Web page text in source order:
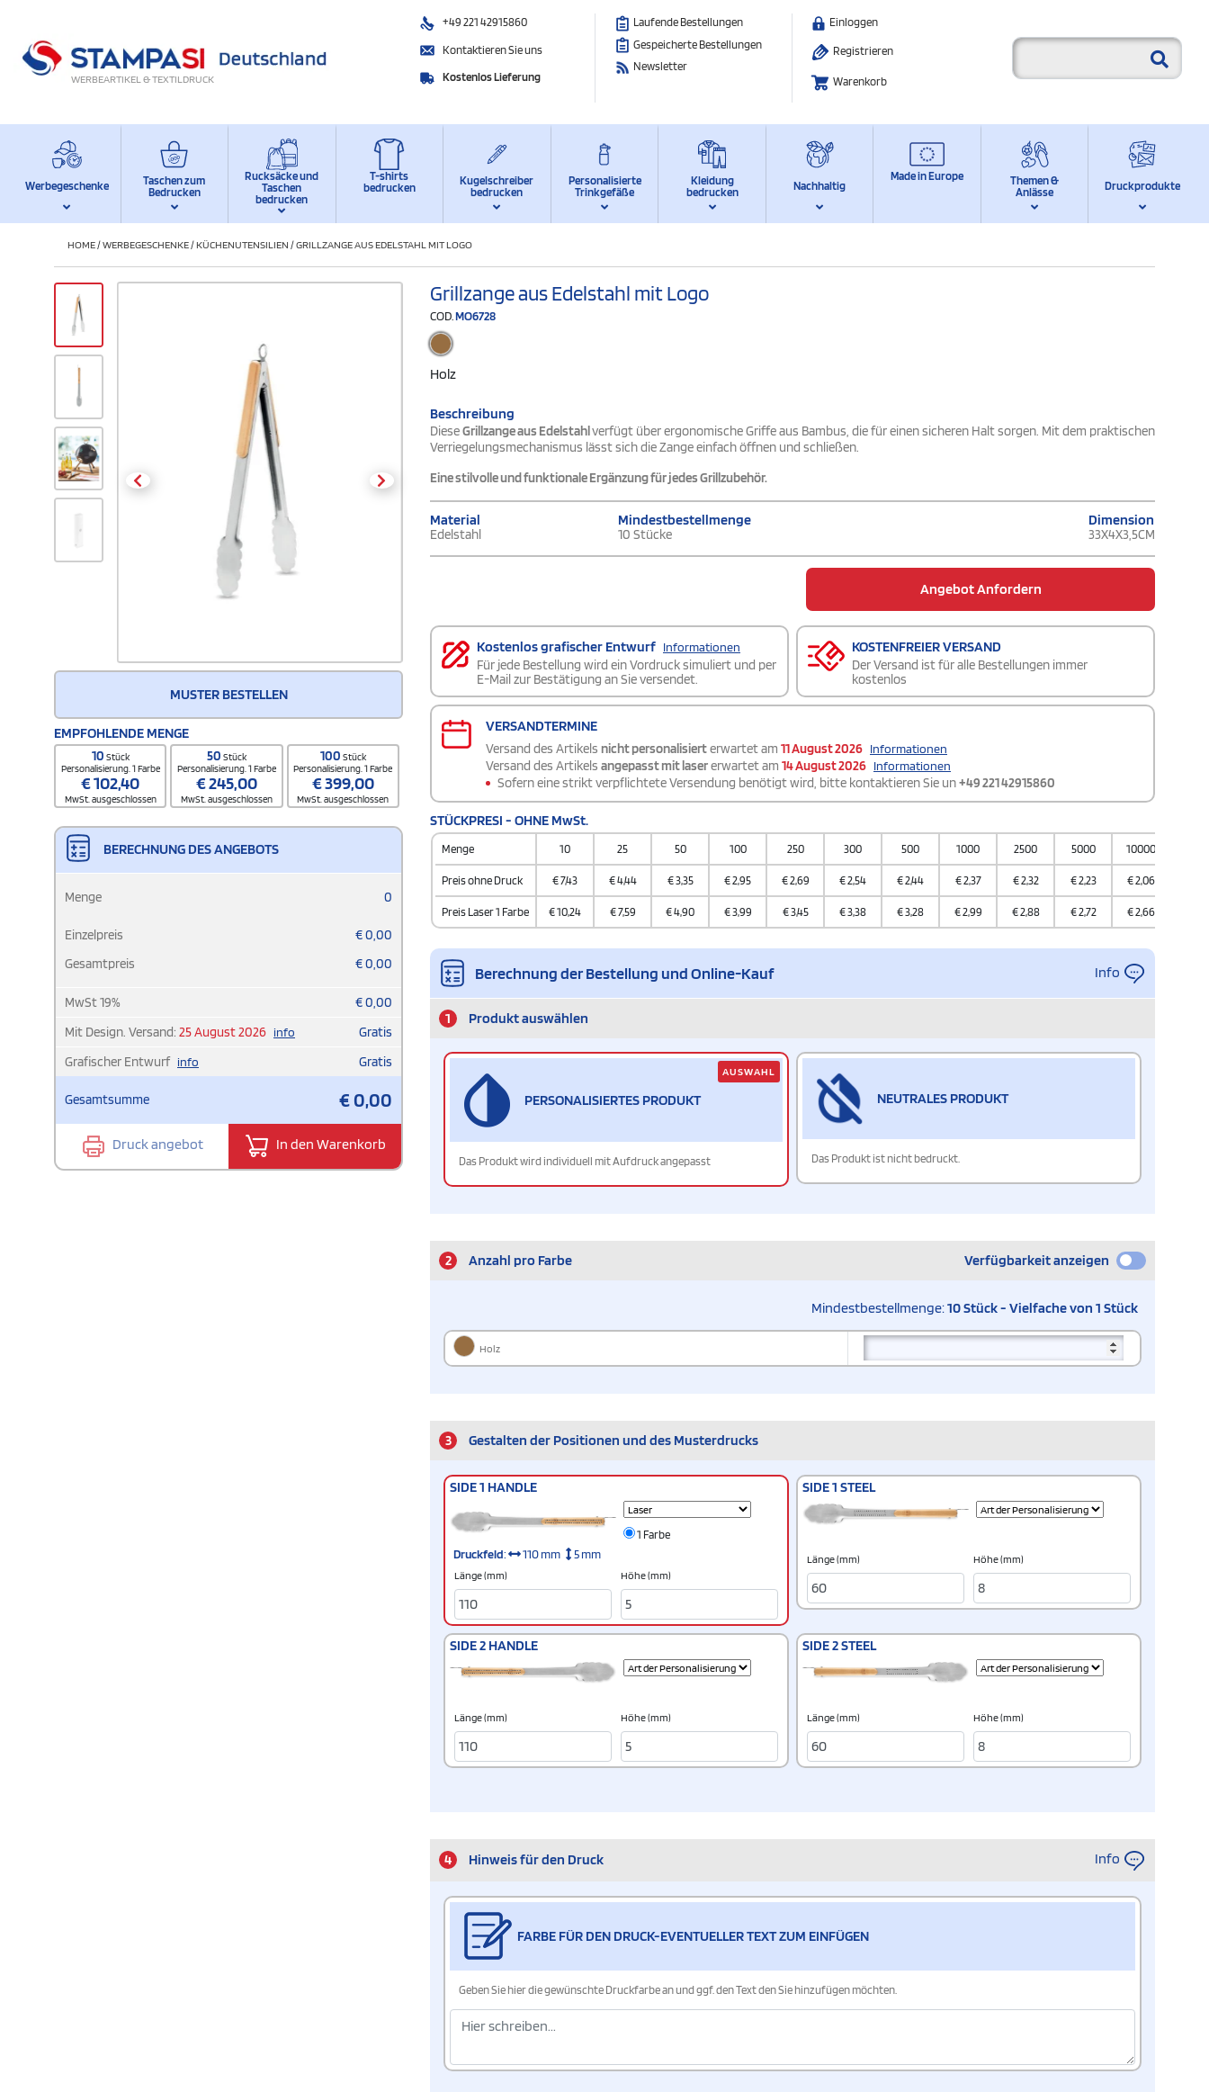
WERBEARTIKEL & TEXTILDRUCK
+49 221 42915860
Kontaktieren Sie uns
Kostenlos Lieferung
Laufende Bestellungen
Gespeicherte Bestellungen
Newsletter
Einloggen
Registrieren
Warenkorb
Werbegeschenke
Taschen zum
Bedrucken
Rucksäcke und
Taschen
bedrucken
T-shirts
bedrucken
Kugelschreiber
bedrucken
Personalisierte
Trinkgefäße
Kleidung
bedrucken
Nachhaltig
Made in Europe
Themen &
Anlässe
Druckprodukte
HOME/WERBEGESCHENKE/KÜCHENUTENSILIEN /GRILLZANGE AUS EDELSTAHL MIT LOGO
MUSTER BESTELLEN
EMPFOHLENDE MENGE
10 Stück
Personalisierung. 1 Farbe
€102,40
MwSt. ausgeschlossen
50 Stück
Personalisierung. 1 Farbe
€245,00
MwSt. ausgeschlossen
100 Stück
Personalisierung. 1 Farbe
€399,00
MwSt. ausgeschlossen
BERECHNUNG DES ANGEBOTS
Menge 0
Einzelpreis €0,00
Gesamtpreis
€0,00
MwSt19% €0,00
Mit Design. Versand: 25 August 2026 info
Gratis
Grafischer Entwurf info Gratis
Gesamtsumme €0,00
Druck angebot In den Warenkorb
Grillzange aus Edelstahl mit Logo
COD.MO6728
Holz
Beschreibung
DieseGrillzange aus Edelstahl verfügt über ergonomische Griffe aus Bambus, die für einen sicheren Halt sorgen. Mit dem praktischen
Verriegelungsmechanismus lässt sich die Zange einfach öffnen und schließen.
Eine stilvolle und funktionale Ergänzung für jedes Grillzubehör.
Material
Edelstahl
Mindestbestellmenge
10 Stücke
Dimension
33X4X3,5CM
Angebot Anfordern
Kostenlos grafischer Entwurf Informationen
Für jede Bestellung wird ein Vordruck simuliert und per
E-Mail zur Bestätigung an Sie versendet.
KOSTENFREIER VERSAND
Der Versand ist für alle Bestellungen immer
kostenlos
VERSANDTERMINE
Versand des Artikels nicht personalisierterwartet am 11 August 2026 Informationen
Versand des Artikels angepasst mit lasererwartet am 14 August 2026 Informationen
Sofern eine strikt verpflichtete Versendung benötigt wird, bitte kontaktieren Sie un+49 221 42915860
STÜCKPRESI - OHNE MwSt.
Menge 10 25 50 100 250 300 500 1000 2500 5000 10000
Preis ohne Druck €7,43 €4,44 €3,35 €2,95 €2,69 €2,54 €2,44 €2,37 €2,32 €2,23 €2,06
Preis Laser 1 Farbe €10,24 €7,59 €4,90 €3,99 €3,45 €3,38 €3,28 €2,99 €2,88 €2,72 €2,66
Berechnung der Bestellung und Online-Kauf Info
1 Produkt auswählen
PERSONALISIERTES PRODUKT
Das Produkt wird individuell mit Aufdruck angepasst
AUSWAHL
NEUTRALES PRODUKT
Das Produkt ist nicht bedruckt.
2 Anzahl pro Farbe Verfügbarkeit anzeigen
Mindestbestellmenge:10 Stück - Vielfache von 1 Stück
Holz
3 Gestalten der Positionen und des Musterdrucks
SIDE 1 HANDLE
1 Farbe
Druckfeld: 110 mm 5 mm
Länge (mm) Höhe (mm)
SIDE 1 STEEL
Länge (mm) Höhe (mm)
SIDE 2 HANDLE
Länge (mm) Höhe (mm)
SIDE 2 STEEL
Länge (mm) Höhe (mm)
4 Hinweis für den Druck Info
FARBE FÜR DEN DRUCK-EVENTUELLER TEXT ZUM EINFÜGEN
Geben Sie hier die gewünschte Druckfarbe an und ggf. den Text den Sie hinzufügen möchten.